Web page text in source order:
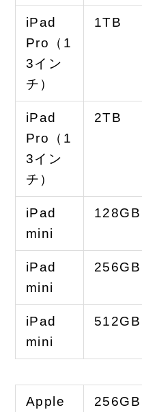
iPad
Pro（1
3イン
チ）
1TB
iPad
Pro（1
3イン
チ）
2TB
iPad
mini
128GB
iPad
mini
256GB
iPad
mini
512GB
Apple
256GB